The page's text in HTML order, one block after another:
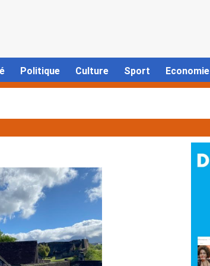
Politique Culture Sport Economie